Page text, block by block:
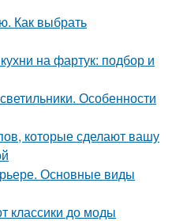
Как выбрать
на фартук: подбор и
Особенности
которые сделают вашу
Основные виды
классики до моды